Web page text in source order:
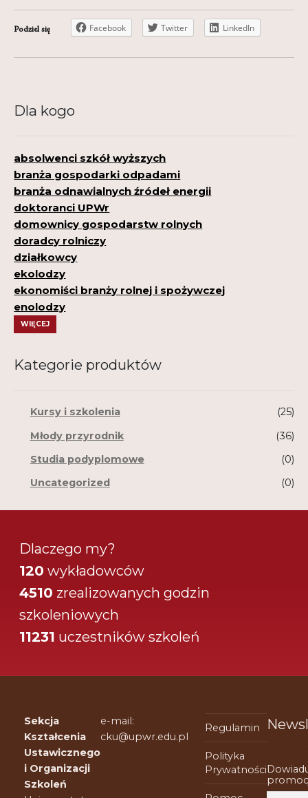
Podziel się Facebook Twitter LinkedIn
Dla kogo
absolwenci szkół wyższych
branża gospodarki odpadami
branża odnawialnych źródeł energii
doktoranci UPWr
domownicy gospodarstw rolnych
doradcy rolniczy
działkowcy
ekolodzy
ekonomiści branży rolnej i spożywczej
enolodzy
WIĘCEJ
Kategorie produktów
Kursy i szkolenia
(25)
Młody przyrodnik
(36)
Studia podyplomowe
(0)
Uncategorized
(0)
Dlaczego my?
120 wykładowców
4510 zrealizowanych godzin
szkoleniowych
11231 uczestników szkoleń
Sekcja
Kształcenia
Ustawicznego
i Organizacji
Szkoleń
e-mail:
cku@upwr.edu.pl
Regulamin
Polityka
Prywatności